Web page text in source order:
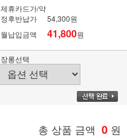
제휴카드가/약
정후반납가
54,300원
월납입금액
41,800원
장롱선택
총 상품 금액 0 원